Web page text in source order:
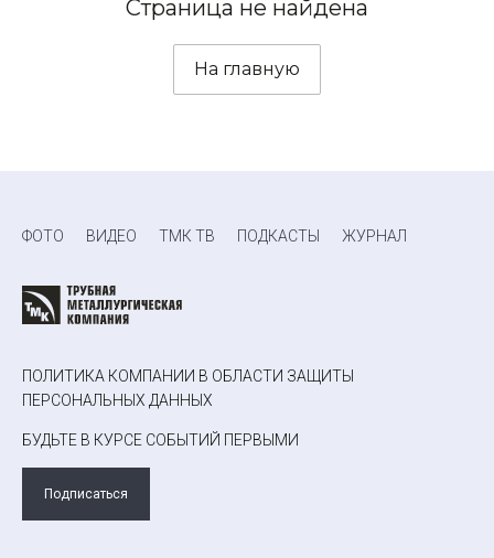
Страница не найдена
На главную
ФОТО ВИДЕО ТМК ТВ ПОДКАСТЫ ЖУРНАЛ
ПОЛИТИКА КОМПАНИИ В ОБЛАСТИ ЗАЩИТЫ
ПЕРСОНАЛЬНЫХ ДАННЫХ
БУДЬТЕ В КУРСЕ СОБЫТИЙ ПЕРВЫМИ
Подписаться